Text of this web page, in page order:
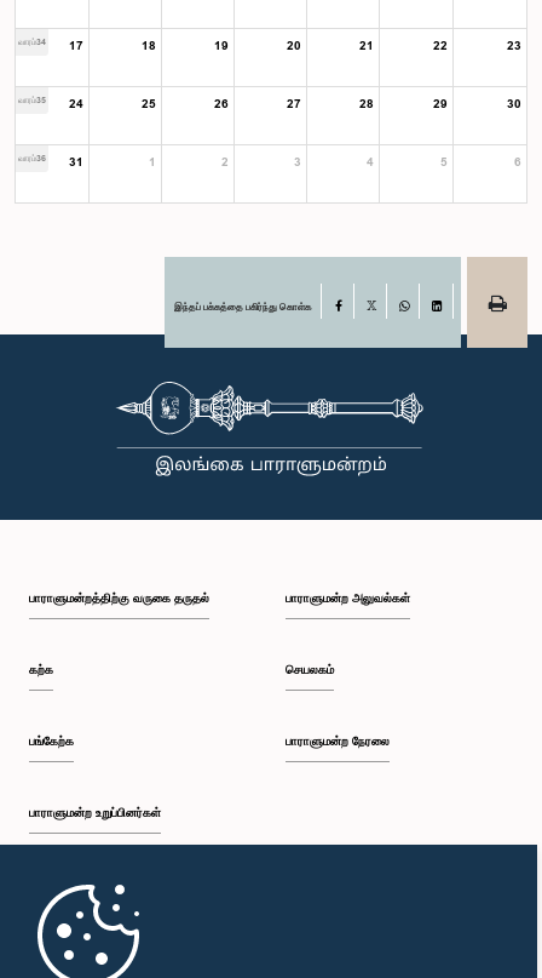
வாரம்34 17 18 19 20 21 22 23
வாரம்35 24 25 26 27 28 29 30
வாரம்36 31 1 2 3 4 5 6
இந்தப் பக்கத்தை பகிர்ந்து கொள்க Facebook
பாராளுமன்றத்திற்கு வருகை தருதல்
கற்க
பங்கேற்க
பாராளுமன்ற உறுப்பினர்கள்
முதற்பக்கம்
பாராளுமன்ற அலுவல்கள்
செயலகம்
பாராளுமன்ற நேரலை